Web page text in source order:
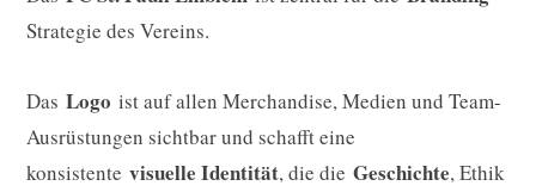
Strategie des Vereins.
Das Logo ist auf allen Merchandise, Medien und Team-
Ausrüstungen sichtbar und schafft eine
konsistente visuelle Identität, die die Geschichte, Ethik